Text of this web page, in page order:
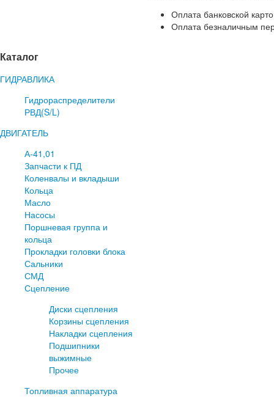
Оплата банковской
Оплата безналичным
Каталог
ГИДРАВЛИКА
Гидрораспределители
РВД(S/L)
ДВИГАТЕЛЬ
А-41,01
Запчасти к ПД
Коленвалы и вкладыши
Кольца
Масло
Насосы
Поршневая группа и
кольца
Прокладки головки блока
Сальники
СМД
Сцепление
Диски сцепления
Корзины сцепления
Накладки сцепления
Подшипники
выжимные
Прочее
Топливная аппаратура